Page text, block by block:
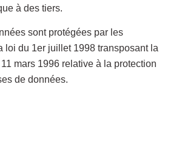
à des tiers.
sont protégées par les
loi du 1er juillet 1998 transposant la
mars 1996 relative à la protection
de données.